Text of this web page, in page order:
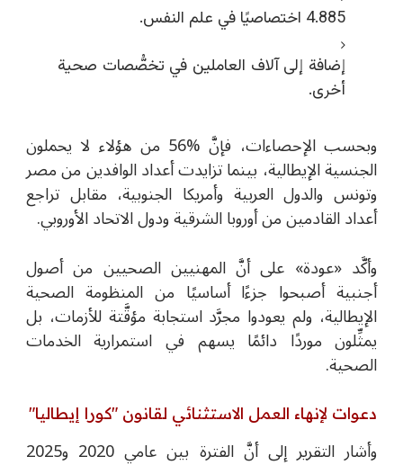
4.885 اختصاصيًا في علم النفس.
إضافة إلى آلاف العاملين في تخصُّصات صحية
أخرى.
وبحسب الإحصاءات، فإنَّ % 56 من هؤلاء لا يحملون
الجنسية الإيطالية، بينما تزايدت أعداد الوافدين من مصر
وتونس والدول العربية وأمريكا الجنوبية، مقابل تراجع
أعداد القادمين من أوروبا الشرقية ودول الاتحاد الأوروبي.
وأكَّد «عودة» على أنَّ المهنيين الصحيين من أصول
أجنبية أصبحوا جزءًا أساسيًا من المنظومة الصحية
الإيطالية، ولم يعودوا مجرَّد استجابة مؤقَّتة للأزمات، بل
يمثِّلون موردًا دائمًا يسهم في استمرارية الخدمات
الصحية.
دعوات لإنهاء العمل الاستثنائي لقانون "كورا إيطاليا"
وأشار التقرير إلى أنَّ الفترة بين عامي 2020 و2025